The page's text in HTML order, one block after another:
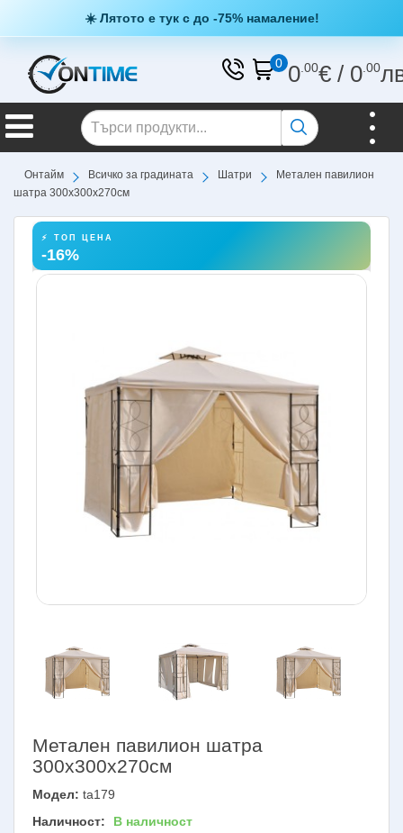
☀️ Лятото е тук с до -75% намаление!
0 0.00€/ 0.00
Онтайм Всичко за градината Шатри
Метален павилион
шатра 300х300х270см
⚡ ТОП ЦЕНА
-16%
Метален павилион шатра
300х300х270см
Модел: ta179
Наличност:
В наличност